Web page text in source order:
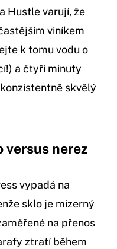
Hustle varují, že
viníkem
k tomu vodu o
a čtyři minuty
skvělý
versus nerez
vypadá na
sklo je mizerný
na přenos
ztratí během